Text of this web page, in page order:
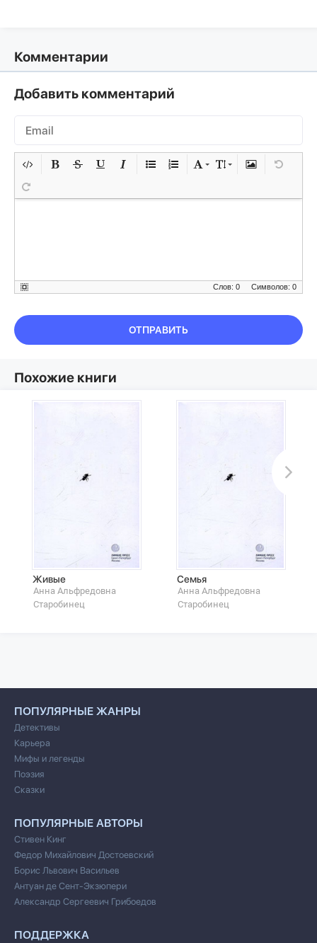
Комментарии
Добавить комментарий
Символов: 0
Слов: 0
ОТПРАВИТЬ
Похожие книги
Живые
Анна Альфредовна
Старобинец
Семья
Анна Альфредовна
Старобинец
ПОПУЛЯРНЫЕ ЖАНРЫ
Детективы
Карьера
Мифы и легенды
Поэзия
Сказки
ПОПУЛЯРНЫЕ АВТОРЫ
Стивен Кинг
Федор Михайлович Достоевский
Борис Львович Васильев
Антуан де Сент-Экзюпери
Александр Сергеевич Грибоедов
ПОДДЕРЖКА